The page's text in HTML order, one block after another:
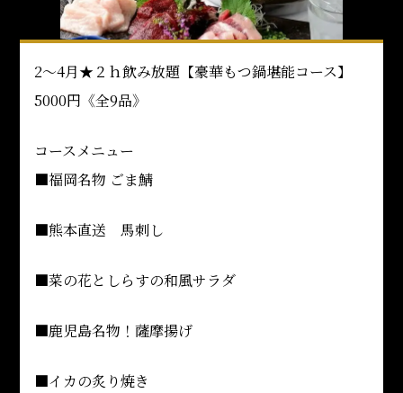
2～4月★２ｈ飲み放題【豪華もつ鍋堪能コース】
5000円《全9品》
コースメニュー
■福岡名物 ごま鯖
■熊本直送 馬刺し
■菜の花としらすの和風サラダ
■鹿児島名物！薩摩揚げ
■イカの炙り焼き